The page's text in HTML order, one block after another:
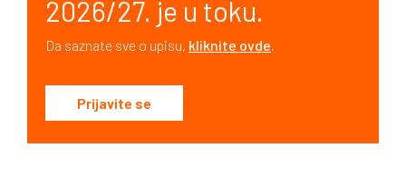
2026/27. je u toku.
Da saznate sve o upisu, kliknite ovde.
Prijavite se